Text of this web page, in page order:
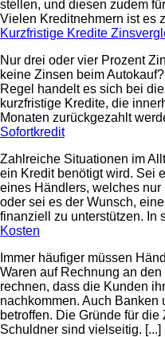
stellen, und diesen zudem
Vielen Kreditnehmern ist es
Kurzfristige Kredite
Nur drei oder vier Prozent
keine Zinsen beim
Regel handelt es sich bei
kurzfristige Kredite, die
Monaten zurückgezahlt
Sofortkredit
Zahlreiche Situationen im
ein Kredit benötigt wird. Sei
eines Händlers, welches nur
oder sei es der Wunsch,
finanziell zu unterstützen. In
Kosten
Immer häufiger müssen
Waren auf Rechnung an
rechnen, dass die Kunden
nachkommen. Auch
betroffen. Die Gründe für
Schuldner sind vielseitig. [...]